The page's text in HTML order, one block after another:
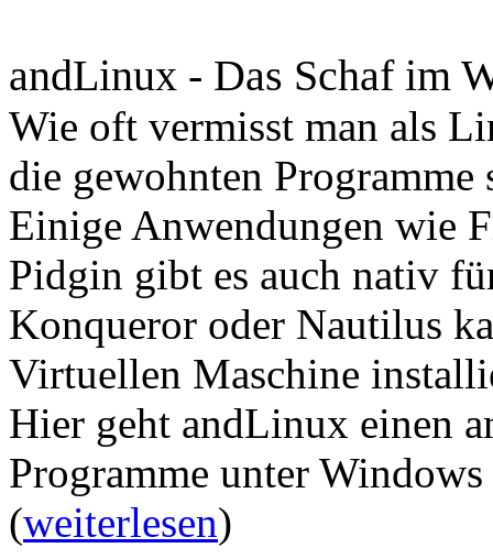
andLinux - Das Schaf im
Wie oft vermisst man als
die gewohnten
Einige Anwendungen wie
Pidgin gibt es auch nativ
Konqueror oder Nautilus
Virtuellen Maschine
Hier geht andLinux einen
Programme unter
(weiterlesen)